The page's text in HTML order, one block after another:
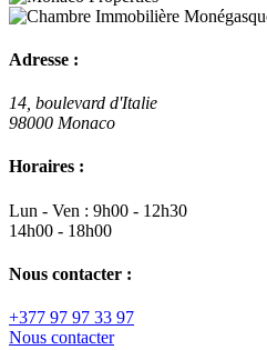
Adresse :
14, boulevard d'Italie
98000 Monaco
Horaires :
Lun - Ven : 9h00 - 12h30
14h00 - 18h00
Nous contacter :
+377 97 97 33 97
Nous contacter